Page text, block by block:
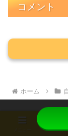
コメント
ホーム
ホ